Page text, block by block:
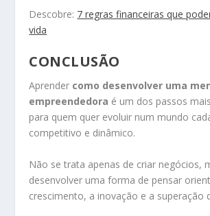
Descobre: 7 regras financeiras que
vida
CONCLUSÃO
Aprender como desenvolver uma
empreendedora é um dos passos
para quem quer evoluir num mundo
competitivo e dinâmico.
Não se trata apenas de criar negócios,
desenvolver uma forma de pensar
crescimento, a inovação e a superação